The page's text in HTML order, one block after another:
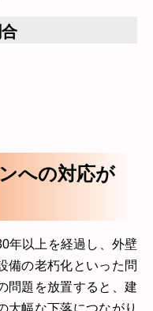
への対応が
年以上を経過し、外壁
備の老朽化といった問
問題を放置すると、建
大幅な下落につながり